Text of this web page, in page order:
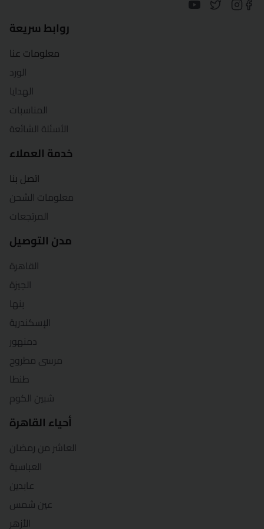
روابط سريعة
معلومات عنا
الورد
الهدايا
المناسبات
الأسئلة الشائعة
خدمة العملاء
اتصل بنا
معلومات الشحن
المرتجعات
مدن التوصيل
القاهرة
الجيزة
بنها
الإسكندرية
دمنهور
مرسى مطروح
طنطا
شبين الكوم
أحياء القاهرة
العاشر من رمضان
العباسية
عابدين
عين شمس
الأزهر
كفر الشيخ